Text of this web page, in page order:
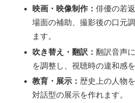
映画・映像制作：俳優の若
場面の補助、撮影後の口元
ます。
吹き替え・翻訳：翻訳音声
を調整し、視聴時の違和感
教育・展示： 歴史上の人物
対話型の展示を作れます。